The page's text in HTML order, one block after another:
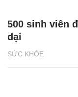
SỨC KHỎE
500 sinh viên
dại